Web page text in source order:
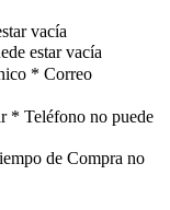
vacía
estar vacía
* Correo
* Teléfono no puede
de Compra no